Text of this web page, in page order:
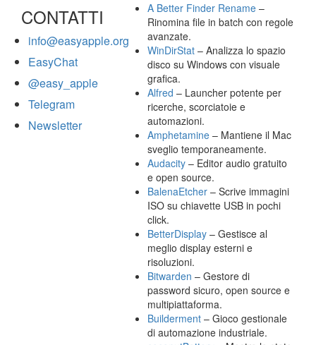
CONTATTI
info@easyapple.org
EasyChat
@easy_apple
Telegram
Newsletter
A Better Finder Rename –
Rinomina file in batch con regole
avanzate.
WinDirStat – Analizza lo spazio
disco su Windows con visuale
grafica.
Alfred – Launcher potente per
ricerche, scorciatoie e
automazioni.
Amphetamine – Mantiene il Mac
sveglio temporaneamente.
Audacity – Editor audio gratuito
e open source.
BalenaEtcher – Scrive immagini
ISO su chiavette USB in pochi
click.
BetterDisplay – Gestisce al
meglio display esterni e
risoluzioni.
Bitwarden – Gestore di
password sicuro, open source e
multipiattaforma.
Builderment – Gioco gestionale
di automazione industriale.